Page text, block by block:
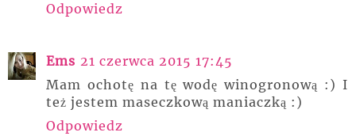
Odpowiedz
Ems 21 czerwca 2015 17:45
Mam ochotę na tę wodę winogronową :) I
też jestem maseczkową maniaczką :)
Odpowiedz